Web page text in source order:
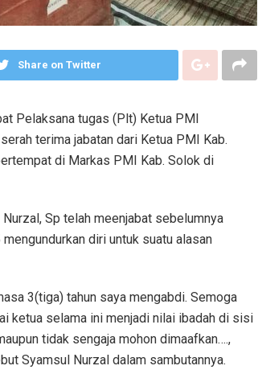
Share on Twitter
Pelaksana tugas (Plt) Ketua PMI
terima jabatan dari Ketua PMI Kab.
di Markas PMI Kab. Solok di
Sp telah meenjabat sebelumnya
diri untuk suatu alasan
3(tiga) tahun saya mengabdi. Semoga
ketua selama ini menjadi nilai ibadah di sisi
tidak sengaja mohon dimaafkan….,
Syamsul Nurzal dalam sambutannya.